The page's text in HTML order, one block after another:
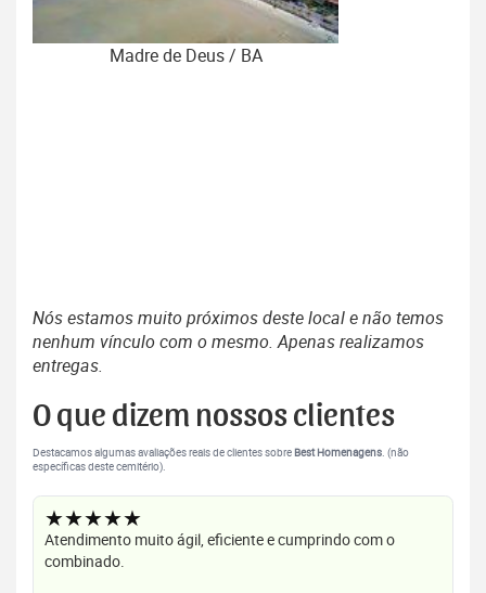
Madre de Deus / BA
Nós estamos muito próximos deste local e não temos
nenhum vínculo com o mesmo. Apenas realizamos
entregas.
O que dizem nossos clientes
Destacamos algumas avaliações reais de clientes sobre Best Homenagens. (não
específicas deste cemitério).
★★★★★
Atendimento muito ágil, eficiente e cumprindo com o
combinado.